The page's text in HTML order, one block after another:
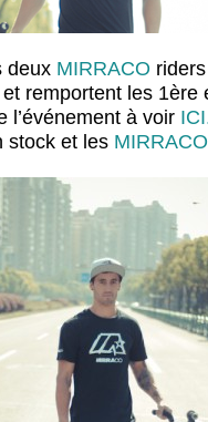
deux MIRRACO
remportent les 1ère
l’événement à voir
stock et les MIRRACO